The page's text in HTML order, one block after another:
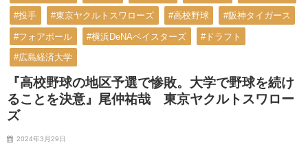
#投手 #東京ヤクルトスワローズ #高校野球 #阪神タイガース
#フォアボール #横浜DeNAベイスターズ #ドラフト
#広島経済大学
『高校野球の地区予選で惨敗。大学で野球を続け
ることを決意』尾仲祐哉 東京ヤクルトスワロー
ズ
2024年3月29日